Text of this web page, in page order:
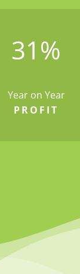
31%
Year on Year
PROFIT